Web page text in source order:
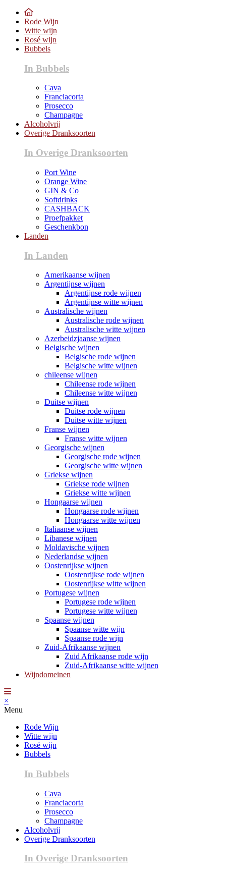
Rode Wijn
Witte wijn
Rosé wijn
Bubbels
In Bubbels
Cava
Franciacorta
Prosecco
Champagne
Alcoholvrij
Overige Dranksoorten
In Overige Dranksoorten
Port Wine
Orange Wine
GIN & Co
Softdrinks
CASHBACK
Proefpakket
Geschenkbon
Landen
In Landen
Amerikaanse wijnen
Argentijnse wijnen
Argentijnse rode wijnen
Argentijnse witte wijnen
Australische wijnen
Australische rode wijnen
Australische witte wijnen
Azerbeidzjaanse wijnen
Belgische wijnen
Belgische rode wijnen
Belgische witte wijnen
chileense wijnen
Chileense rode wijnen
Chileense witte wijnen
Duitse wijnen
Duitse rode wijnen
Duitse witte wijnen
Franse wijnen
Franse witte wijnen
Georgische wijnen
Georgische rode wijnen
Georgische witte wijnen
Griekse wijnen
Griekse rode wijnen
Griekse witte wijnen
Hongaarse wijnen
Hongaarse rode wijnen
Hongaarse witte wijnen
Italiaanse wijnen
Libanese wijnen
Moldavische wijnen
Nederlandse wijnen
Oostenrijkse wijnen
Oostenrijkse rode wijnen
Oostenrijkse witte wijnen
Portugese wijnen
Portugese rode wijnen
Portugese witte wijnen
Spaanse wijnen
Spaanse witte wijn
Spaanse rode wijn
Zuid-Afrikaanse wijnen
Zuid Afrikaanse rode wijn
Zuid-Afrikaanse witte wijnen
Wijndomeinen
×
Menu
Rode Wijn
Witte wijn
Rosé wijn
Bubbels
In Bubbels
Cava
Franciacorta
Prosecco
Champagne
Alcoholvrij
Overige Dranksoorten
In Overige Dranksoorten